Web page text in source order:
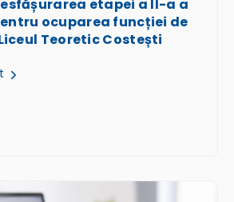
etapei a II-a a
ocuparea funcției de
Teoretic Costești